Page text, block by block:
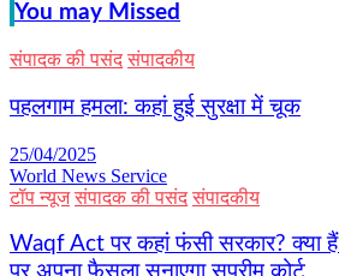
You may Missed
संपादक की पसंद संपादकीय
पहलगाम हमला: कहां हुई सुरक्षा में चूक
25/04/2025
World News Service
टॉप न्यूज संपादक की पसंद संपादकीय
Waqf Act पर कहां फंसी सरकार? क्या